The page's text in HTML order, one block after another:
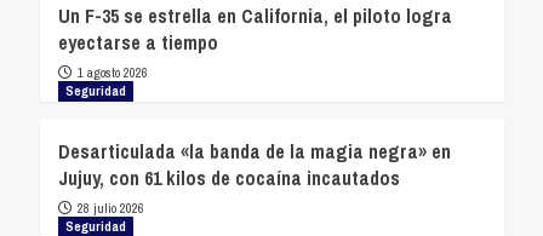
Un F-35 se estrella en California, el piloto logra
eyectarse a tiempo
1 agosto 2026
Seguridad
Desarticulada «la banda de la magia negra» en
Jujuy, con 61 kilos de cocaína incautados
28 julio 2026
Seguridad